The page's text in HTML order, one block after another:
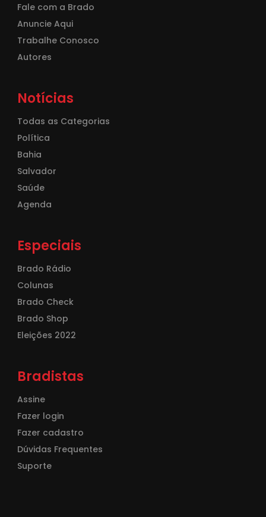
Fale com a Brado
Anuncie Aqui
Trabalhe Conosco
Autores
Notícias
Todas as Categorias
Política
Bahia
Salvador
Saúde
Agenda
Especiais
Brado Rádio
Colunas
Brado Check
Brado Shop
Eleições 2022
Bradistas
Assine
Fazer login
Fazer cadastro
Dúvidas Frequentes
Suporte